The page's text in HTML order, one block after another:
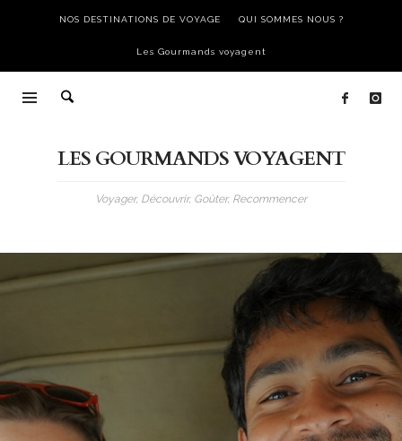
NOS DESTINATIONS DE VOYAGE QUI SOMMES NOUS ?
Les Gourmands voyagent
LES GOURMANDS VOYAGENT
Voyager, Découvrir, Goûter, Recommencer